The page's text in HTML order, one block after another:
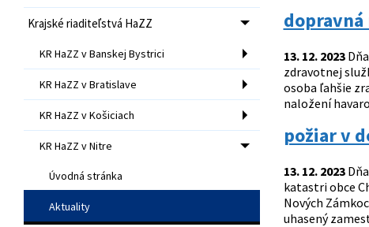
Krajské riaditeľstvá HaZZ
KR HaZZ v Banskej Bystrici
KR HaZZ v Bratislave
KR HaZZ v Košiciach
KR HaZZ v Nitre
Úvodná stránka
Aktuality
13. 12. 2023
zdravotnej
osoba ľahšie
naložení
požiar v
13. 12. 2023
katastri obce
Nových
uhasený